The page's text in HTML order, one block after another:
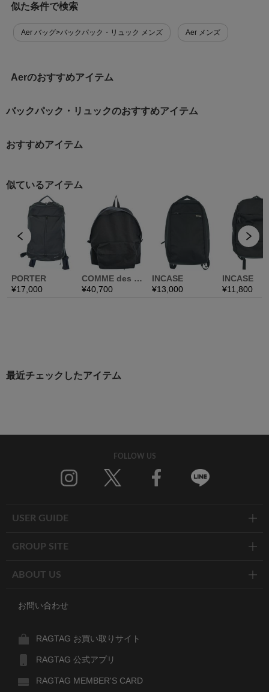
似た条件で検索
Aer バッグ>バックパック・リュック メンズ Aer メンズ
Aerのおすすめアイテム
バックパック・リュックのおすすめアイテム
おすすめアイテム
最近チェックしたアイテム
FOLLOW US
USER GUIDE
GROUP SITE
ABOUT US
お問い合わせ
RAGTAG お買い取りサイト
RAGTAG 公式アプリ
RAGTAG MEMBER'S CARD